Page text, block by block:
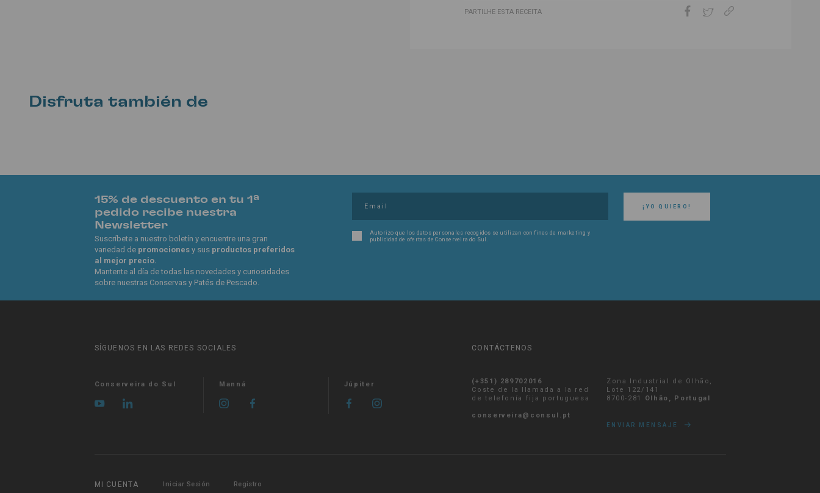
PARTILHE ESTA RECEITA
Disfruta también de
15% de descuento en tu 1ª
pedido recibe nuestra
Newsletter
Suscríbete a nuestro boletín y encuentre una gran
variedad de promocionesy sus productos preferidos
al mejor precio.
Mantente al día de todas las novedades y curiosidades
sobre nuestras Conservas y Patés de Pescado.
¡YO QUIERO!
Autorizo ​​que los datos personales recogidos se utilizan con fines de marketing y
publicidad de ofertas de Conserveira do Sul.
SÍGUENOS EN LAS REDES SOCIALES
Conserveira do Sul Manná Júpiter
CONTÁCTENOS
(+351) 289702016
Coste de la llamada a la red
de telefonía fija portuguesa
conserveira@consul.pt
Zona Industrial de Olhão,
Lote 122/141
8700-281 Olhão, Portugal
ENVIAR MENSAJE
MI CUENTA Iniciar Sesión Registro